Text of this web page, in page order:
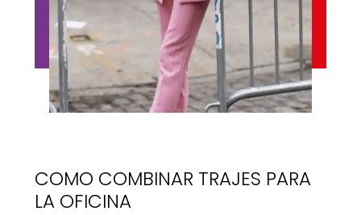
COMO COMBINAR TRAJES PARA
LA OFICINA